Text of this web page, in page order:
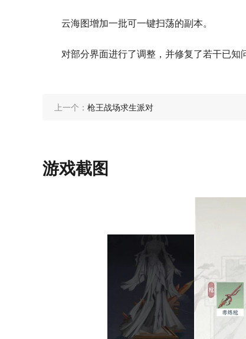
云海图增加一批可一键扫荡的副本。
对部分界面进行了调整，并修复了若干已知
上一个： 枪王战场求生派对
游戏截图